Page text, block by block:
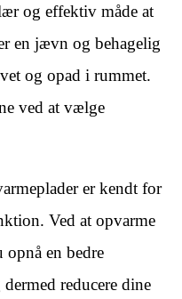
og effektiv måde at
en jævn og behagelig
og opad i rummet.
ved at vælge
er kendt for
Ved at opvarme
opnå en bedre
reducere dine